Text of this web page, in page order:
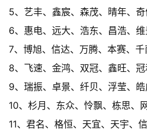
5、艺丰、鑫宸、森茂、晴年、
6、惠电、远大、浩东、昌浩、
7、博旭、信达、万腾、本赛、千
8、飞速、金鸿、双冠、鑫旺、
9、瑞振、卓景、纤贝、浮莹、
10、杉月、东众、怜飘、栋思、
11、君名、格恒、天宜、天宇、